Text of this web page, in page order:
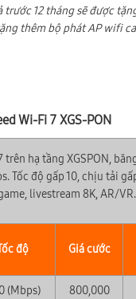
trước 12 tháng sẽ được
thêm bộ phát AP wifi
Wi-Fi 7 XGS-PON
trên hạ tầng XGSPON,
Tốc độ gấp 10, chịu tải
livestream 8K, AR/VR.
độ Giá cước
(Mbps) 800,000